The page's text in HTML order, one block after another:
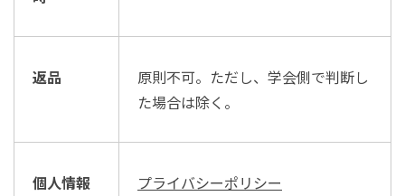
返品
原則不可。ただし、学会側で判断し
た場合は除く。
個人情報
プライバシーポリシー